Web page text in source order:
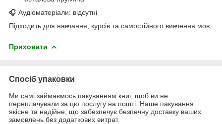
🎧 Аудіоматеріали: відсутні
Підходить для навчання, курсів та самостійного вивчення мов.
Приховати
Спосіб упаковки
Ми самі займаємось пакуванням книг, щоб ви не
переплачували за цю послугу на пошті. Наше пакування
якісне та надійне, що забезпечує безпечну доставку ваших
замовлень без додаткових витрат.